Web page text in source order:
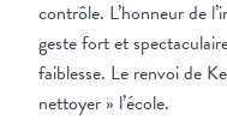
contrôle. L’honneur de
geste fort et
faiblesse. Le renvoi de
nettoyer » l’école.